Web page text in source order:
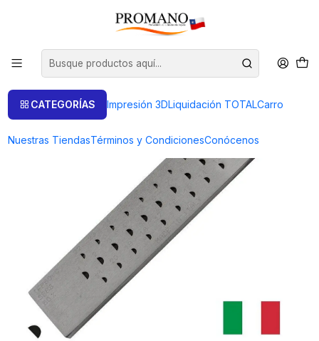
CATEGORÍAS Impresión 3DLiquidación TOTALCarro
Nuestras TiendasTérminos y CondicionesConócenos
Herramientas
HILERA 1/2 CAÑA 31 PASOS. DE 6 A 3 MM CHINETTI (ITALIA)